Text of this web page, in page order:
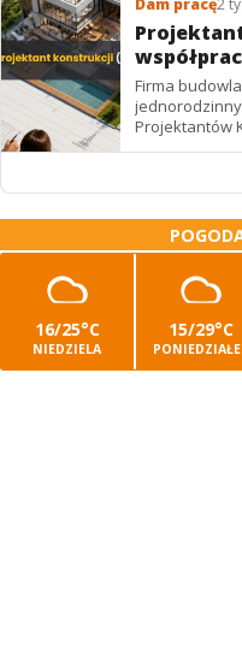
Dam pracę2
Firma
Projektantów Konstrukcji.
podwykonawstwo –
16/25°C
NIEDZIELA
15/29°C